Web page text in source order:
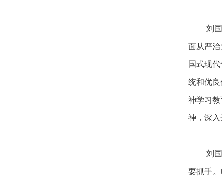
刘
面从严
国式现
统和优
神学习
神，深入
刘
要抓手